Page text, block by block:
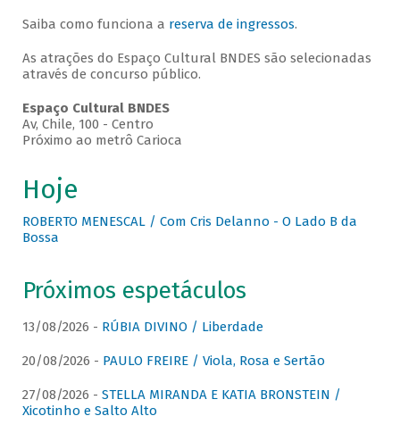
Saiba como funciona a reserva de ingressos.
As atrações do Espaço Cultural BNDES são selecionadas
através de concurso público.
Espaço Cultural BNDES
Av, Chile, 100 - Centro
Próximo ao metrô Carioca
Hoje
ROBERTO MENESCAL / Com Cris Delanno - O Lado B da
Bossa
Próximos espetáculos
13/08/2026 - RÚBIA DIVINO / Liberdade
20/08/2026 - PAULO FREIRE / Viola, Rosa e Sertão
27/08/2026 - STELLA MIRANDA E KATIA BRONSTEIN /
Xicotinho e Salto Alto